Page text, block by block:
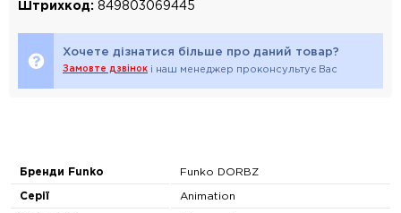
Штрихкод: 849803069445
Хочете дізнатися більше про даний товар?
Замовте дзвінок і наш менеджер проконсультує Вас
Бренди Funko Funko DORBZ
Серії Animation